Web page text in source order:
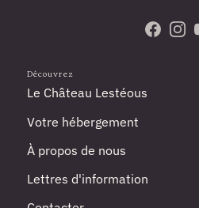
Découvrez
Le Château Lestéous
Votre hébergement
À propos de nous
Lettres d'information